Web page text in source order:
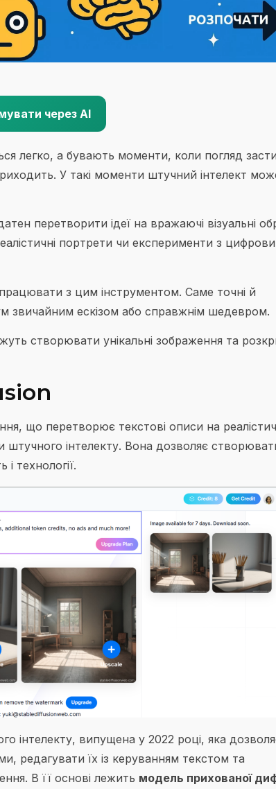
через AI
легко, а бувають моменти, коли погляд
У такі моменти штучний інтелект
перетворити ідеї на вражаючі візуальні
портрети чи експерименти з
з цим інструментом. Саме точні й
звичайним ескізом або справжнім шедевром.
створювати унікальні зображення та
що перетворює текстові описи на
інтелекту. Вона дозволяє
і технології.
інтелекту, випущена у 2022 році, яка
редагувати їх із керуванням текстом та
В її основі лежить модель прихованої